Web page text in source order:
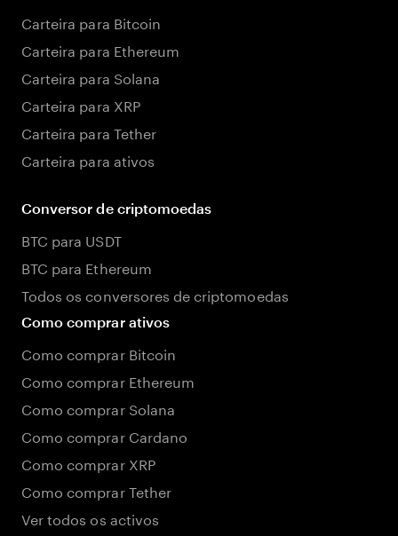
Carteira para Bitcoin
Carteira para Ethereum
Carteira para Solana
Carteira para XRP
Carteira para Tether
Carteira para ativos
Conversor de criptomoedas
BTC para USDT
BTC para Ethereum
Todos os conversores de criptomoedas
Como comprar ativos
Como comprar Bitcoin
Como comprar Ethereum
Como comprar Solana
Como comprar Cardano
Como comprar XRP
Como comprar Tether
Ver todos os activos